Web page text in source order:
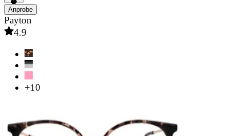
Anprobe
Payton
4.9
+10